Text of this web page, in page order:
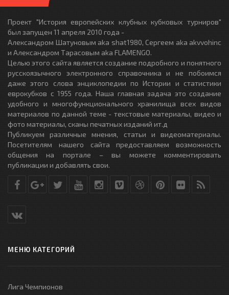
Проект "История европейских клубных кубковых турниров"
был запущен 11 апреля 2010 года -
Александром Шатуновым aka shat1980, Сергеем aka akvvohinc
и Александром Тарасовым aka FLAMENGO.
Целью этого сайта является создание подробного и понятного
русскоязычного электронного справочника и не побоимся
даже этого слова энциклопедии по Истории и статистики
еврокубков с 1955 года. Наша главная задача это создание
удобного и многофункционального хранилища всех видов
материалов по данной теме - текстовые материалы, видео и
фото материалы, сканы печатных изданий ит.д
Публикуем различные мнения, статьи и видеоматериалы.
Посетителям нашего сайта предоставляем возможность
общения на портале – вы можете комментировать
публикации и добавлять свои.
МЕНЮ КАТЕГОРИЙ
Лига Чемпионов